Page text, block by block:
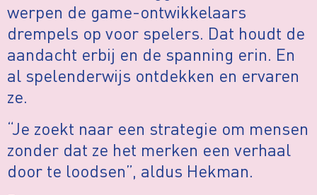
werpen de game-ontwikkelaars
drempels op voor spelers. Dat houdt de
aandacht erbij en de spanning erin. En
al spelenderwijs ontdekken en ervaren
ze.
“Je zoekt naar een strategie om mensen
zonder dat ze het merken een verhaal
door te loodsen”, aldus Hekman.